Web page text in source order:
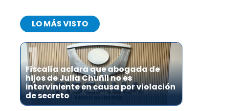
LO MÁS VISTO
1
Fiscalía aclara que abogada de
hijos de Julia Chuñil no es
interviniente en causa por violación
de secreto